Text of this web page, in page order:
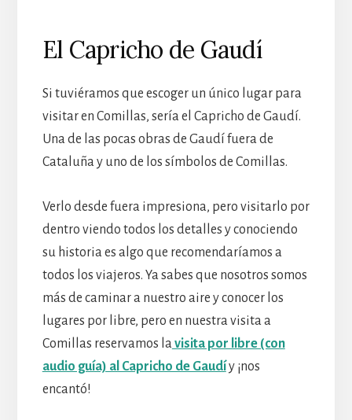
El Capricho de Gaudí
Si tuviéramos que escoger un único lugar para
visitar en Comillas, sería el Capricho de Gaudí.
Una de las pocas obras de Gaudí fuera de
Cataluña y uno de los símbolos de Comillas.
Verlo desde fuera impresiona, pero visitarlo por
dentro viendo todos los detalles y conociendo
su historia es algo que recomendaríamos a
todos los viajeros. Ya sabes que nosotros somos
más de caminar a nuestro aire y conocer los
lugares por libre, pero en nuestra visita a
Comillas reservamos la visita por libre (con
audio guía) al Capricho de Gaudíy ¡nos
encantó!